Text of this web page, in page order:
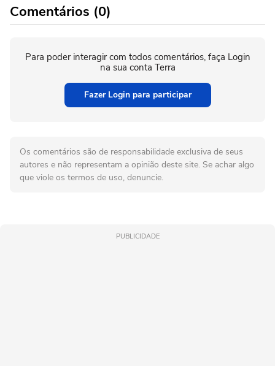
Comentários (0)
Para poder interagir com todos comentários, faça Login
na sua conta Terra
Fazer Login para participar
Os comentários são de responsabilidade exclusiva de seus
autores e não representam a opinião deste site. Se achar algo
que viole os termos de uso, denuncie.
PUBLICIDADE